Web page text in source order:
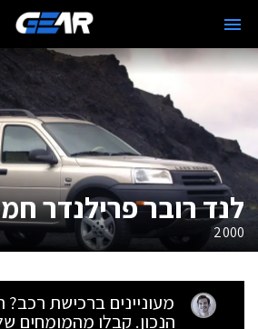
לנד רובר פרילנדר
2000
מעוניינים ברכישת
הנכון. קבלו מהמומחים